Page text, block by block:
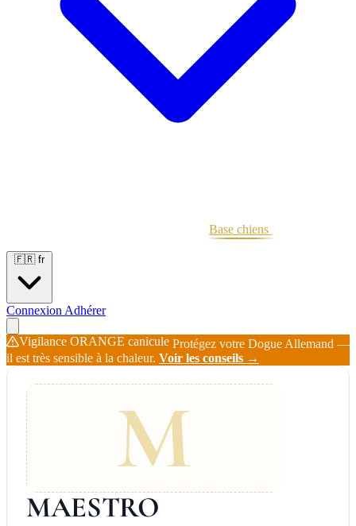
Base chiens
🇫🇷 fr
Connexion Adhérer
Vigilance ORANGE canicule Protégez votre Dogue Allemand —
il est très sensible à la chaleur. Voir les conseils →
M
MAESTRO